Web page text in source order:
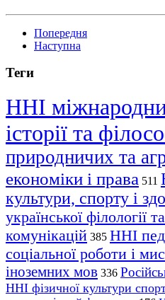
Попередня
Наступна
Теги
ННІ
історії та
природничих та
економіки і права 511
культури, спорту і
української філології
комунікацій 385 ННІ
соціальної роботи і
іноземних мов 336
ННІ фізичної культури